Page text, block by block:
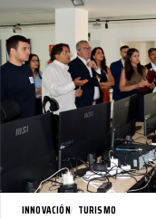
INNOVACIÓN TURISMO